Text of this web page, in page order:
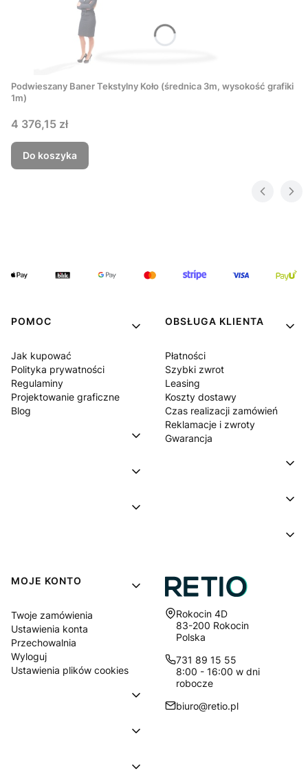
Podwieszany Baner Tekstylny Koło (średnica 3m, wysokość grafiki
1m)
Cena
4 376,15 zł
Do koszyka
POMOC
Jak kupować
Polityka prywatności
Regulaminy
Projektowanie graficzne
Blog
OBSŁUGA KLIENTA
Płatności
Szybki zwrot
Leasing
Koszty dostawy
Czas realizacji zamówień
Reklamacje i zwroty
Gwarancja
MOJE KONTO
Twoje zamówienia
Ustawienia konta
Przechowalnia
Wyloguj
Ustawienia plików cookies
Adres:
Rokocin 4D
83-200 Rokocin
Polska
731 89 15 55
8:00 - 16:00 w dni
robocze
biuro@retio.pl